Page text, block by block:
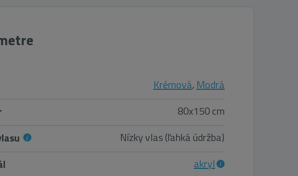
Krémová,Modrá
80x150 cm
Nízky vlas (ľahká údržba)
akryl